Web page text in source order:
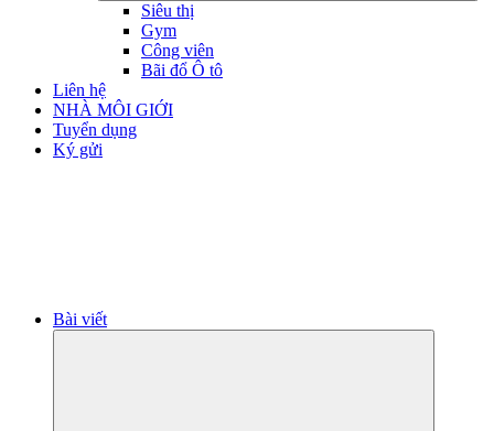
Siêu thị
Gym
Công viên
Bãi đổ Ô tô
Liên hệ
NHÀ MÔI GIỚI
Tuyển dụng
Ký gửi
Bài viết